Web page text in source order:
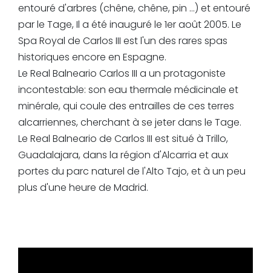
entouré d'arbres (chêne, chêne, pin ...) et entouré
par le Tage, Il a été inauguré le 1er août 2005. Le
Spa Royal de Carlos III est l'un des rares spas
historiques encore en Espagne.
Le Real Balneario Carlos III a un protagoniste
incontestable: son eau thermale médicinale et
minérale, qui coule des entrailles de ces terres
alcarriennes, cherchant à se jeter dans le Tage.
Le Real Balneario de Carlos III est situé à Trillo,
Guadalajara, dans la région d'Alcarria et aux
portes du parc naturel de l'Alto Tajo, et à un peu
plus d'une heure de Madrid.